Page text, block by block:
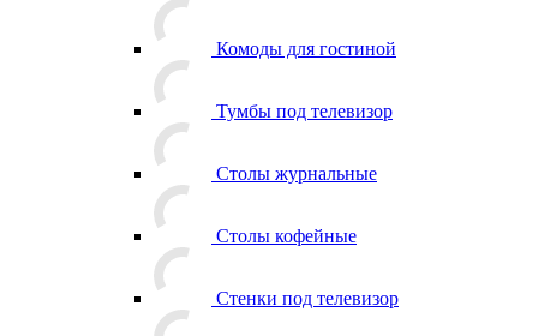
Комоды для гостиной
Тумбы под телевизор
Столы журнальные
Столы кофейные
Стенки под телевизор